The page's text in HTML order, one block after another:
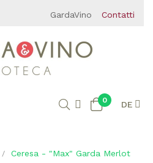
GardaVino Contatti
0 DE
Ceresa - "Max" Garda Merlot